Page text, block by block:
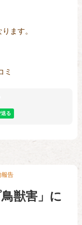
ます。
ミ
報告
獣害」に